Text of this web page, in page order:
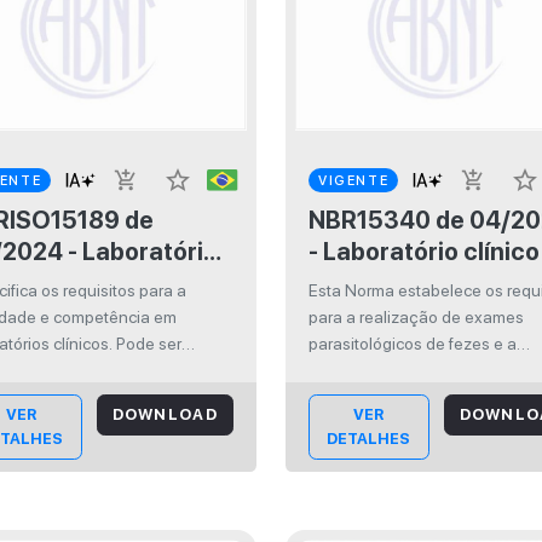
add_shopping_cart
star_border
de
- Laboratório
— Requisitos da
e
os requisitos para a
e competência em
clínicos. Pode ser
dos seus sistemas
da qualidade e na
de sua própria
Também pode ser
VER
DOWNLOAD
VIGENTE add_shopping_cart
star_border
NBR15340 de 04/2025
- Laboratório
Exame
de fezes —
Esta Norma estabelece os
para a realização de exames
parasitológicos de fezes e a
pre-analíticos, analíticos e
analíticos utilizados pelos
laboratórios para detectar
de diagnóstico de parasitos
VER
DETALHES